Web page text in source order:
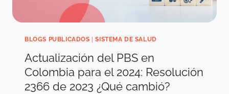
BLOGS PUBLICADOS |SISTEMA DE SALUD
Actualización del PBS en
Colombia para el 2024: Resolución
2366 de 2023 ¿Qué cambió?